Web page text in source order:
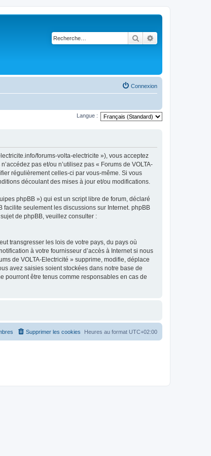
Rechercher
Connexion
Langue :
forums-volta-electricite »), vous acceptez
pas et/ou n’utilisez pas « Forums de VOLTA-
régulièrement celles-ci par vous-même. Si vous
découlant des mises à jour et/ou modifications.
phpBB ») qui est un script libre de forum, déclaré
facilite seulement les discussions sur Internet. phpBB
de phpBB, veuillez consulter :
transgresser les lois de votre pays, du pays où
à votre fournisseur d’accès à Internet si nous
de VOLTA-Electricité » supprime, modifie, déplace
avez saisies soient stockées dans notre base de
pourront être tenus comme responsables en cas de
Heures au format UTC+02:00
Supprimer les cookies